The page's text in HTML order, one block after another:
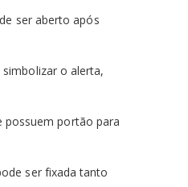
ser aberto após
o alerta,
possuem portão para
ser fixada tanto